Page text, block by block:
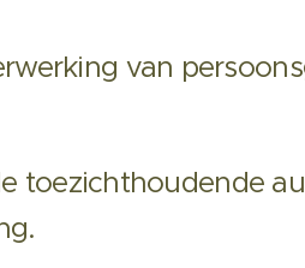
van
toezichthoudende